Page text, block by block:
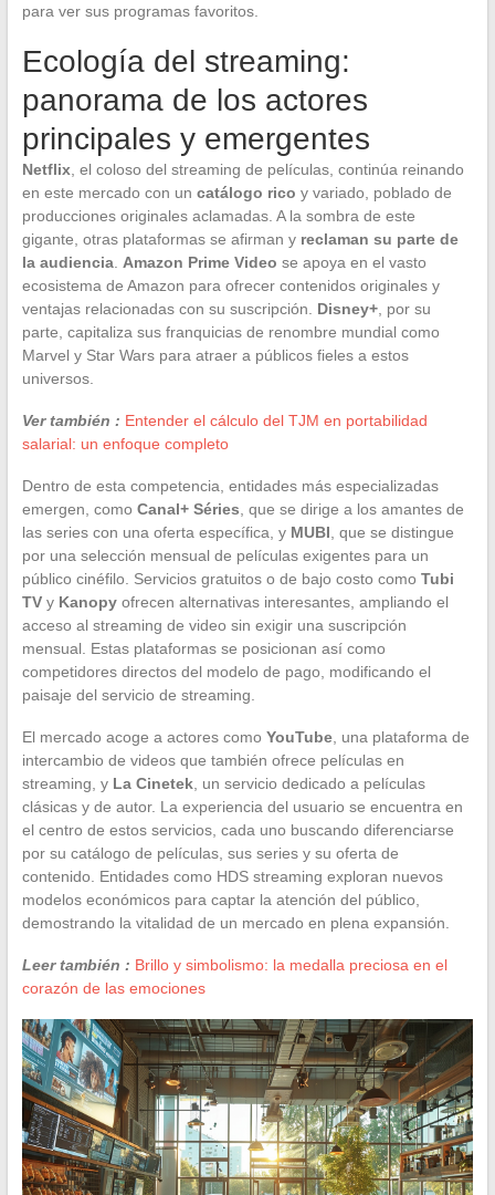
para ver sus programas favoritos.
Ecología del streaming:
panorama de los actores
principales y emergentes
Netflix, el coloso del streaming de películas, continúa reinando
en este mercado con un catálogo rico y variado, poblado de
producciones originales aclamadas. A la sombra de este
gigante, otras plataformas se afirman y reclaman su parte de
la audiencia. Amazon Prime Video se apoya en el vasto
ecosistema de Amazon para ofrecer contenidos originales y
ventajas relacionadas con su suscripción. Disney+, por su
parte, capitaliza sus franquicias de renombre mundial como
Marvel y Star Wars para atraer a públicos fieles a estos
universos.
Ver también : Entender el cálculo del TJM en portabilidad
salarial: un enfoque completo
Dentro de esta competencia, entidades más especializadas
emergen, como Canal+ Séries , que se dirige a los amantes de
las series con una oferta específica, y MUBI , que se distingue
por una selección mensual de películas exigentes para un
público cinéfilo. Servicios gratuitos o de bajo costo como Tubi
TVy Kanopyofrecen alternativas interesantes, ampliando el
acceso al streaming de video sin exigir una suscripción
mensual. Estas plataformas se posicionan así como
competidores directos del modelo de pago, modificando el
paisaje del servicio de streaming.
El mercado acoge a actores como YouTube, una plataforma de
intercambio de videos que también ofrece películas en
streaming, y La Cinetek, un servicio dedicado a películas
clásicas y de autor. La experiencia del usuario se encuentra en
el centro de estos servicios, cada uno buscando diferenciarse
por su catálogo de películas, sus series y su oferta de
contenido. Entidades como HDS streaming exploran nuevos
modelos económicos para captar la atención del público,
demostrando la vitalidad de un mercado en plena expansión.
Leer también : Brillo y simbolismo: la medalla preciosa en el
corazón de las emociones